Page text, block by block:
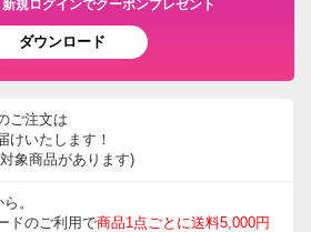
規ログインでクーポンプレゼント
ダウンロード
ご注文は
けいたします！
象商品があります)
。
ドのご利用で商品1点ごとに送料5,000円